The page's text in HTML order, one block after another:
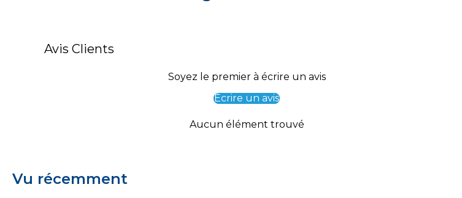
Avis Clients
Soyez le premier à écrire un avis
Écrire un avis
Aucun élément trouvé
Vu récemment